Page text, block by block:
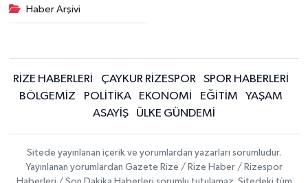
Haber Arşivi
RİZE HABERLERİ ÇAYKUR RİZESPOR
SPOR HABERLERİ
BÖLGEMİZ
POLİTİKA EKONOMİ EĞİTİM
YAŞAM
ASAYİŞ
ÜLKE GÜNDEMİ
Sitede yayınlanan içerik ve yorumlardan yazarları sorumludur.
Yayınlanan yorumlardan Gazete Rize / Rize Haber / Rizespor